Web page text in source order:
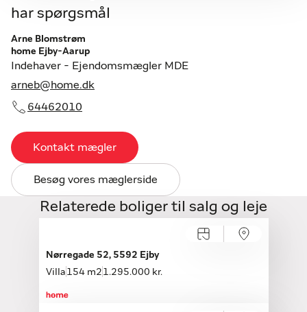
har spørgsmål
Arne Blomstrøm
home Ejby-Aarup
Indehaver - Ejendomsmægler MDE
arneb@home.dk
64462010
Kontakt mægler
Besøg vores mæglerside
Relaterede boliger til salg og leje
Onsdag 12.08, kl. 16.00-16.30
Nørregade 52, 5592 Ejby
Villa 154 m2 1.295.000 kr.